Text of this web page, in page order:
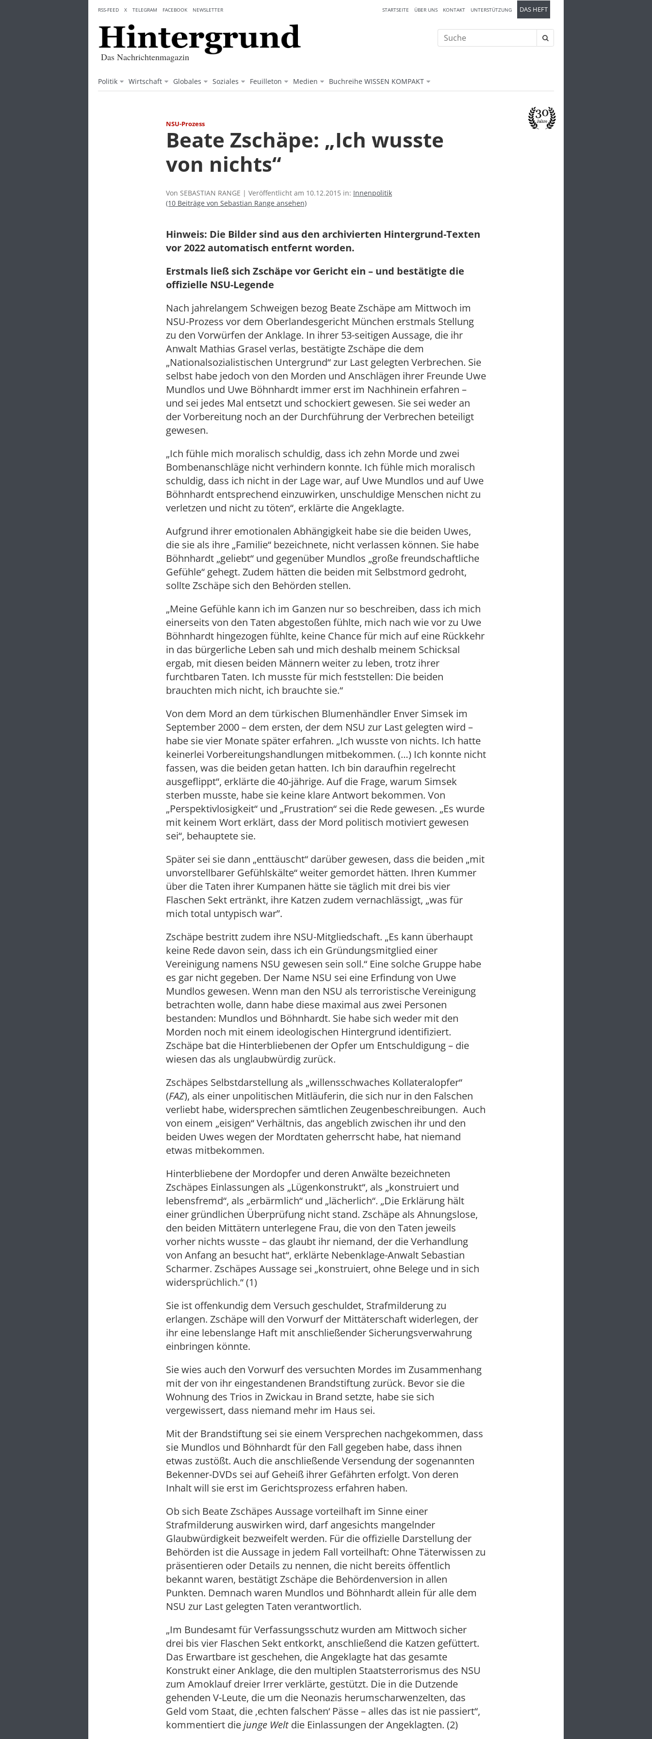
content
Das Nachrichtenmagazin
Politik Wirtschaft Globales Soziales Feuilleton Medien Buchreihe WISSEN KOMPAKT
STARTSEITE ÜBER UNS KONTAKT UNTERSTÜTZUNG DAS HEFT
RSS-FEED X TELEGRAM FACEBOOK NEWSLETTER
Suche
nach:
NSU-Prozess
Beate Zschäpe: „Ich wusste
von nichts“
Von SEBASTIAN RANGE | Veröffentlicht am 10.12.2015 in: Innenpolitik
(10 Beiträge von Sebastian Range ansehen)
Hinweis: Die Bilder sind aus den archivierten Hintergrund-Texten
vor 2022 automatisch entfernt worden.
Erstmals ließ sich Zschäpe vor Gericht ein – und bestätigte die
offizielle NSU-Legende
Nach jahrelangem Schweigen bezog Beate Zschäpe am Mittwoch im
NSU-Prozess vor dem Oberlandesgericht München erstmals Stellung
zu den Vorwürfen der Anklage. In ihrer 53-seitigen Aussage, die ihr
Anwalt Mathias Grasel verlas, bestätigte Zschäpe die dem
„Nationalsozialistischen Untergrund“ zur Last gelegten Verbrechen. Sie
selbst habe jedoch von den Morden und Anschlägen ihrer Freunde Uwe
Mundlos und Uwe Böhnhardt immer erst im Nachhinein erfahren –
und sei jedes Mal entsetzt und schockiert gewesen. Sie sei weder an
der Vorbereitung noch an der Durchführung der Verbrechen beteiligt
gewesen.
„Ich fühle mich moralisch schuldig, dass ich zehn Morde und zwei
Bombenanschläge nicht verhindern konnte. Ich fühle mich moralisch
schuldig, dass ich nicht in der Lage war, auf Uwe Mundlos und auf Uwe
Böhnhardt entsprechend einzuwirken, unschuldige Menschen nicht zu
verletzen und nicht zu töten“, erklärte die Angeklagte.
Aufgrund ihrer emotionalen Abhängigkeit habe sie die beiden Uwes,
die sie als ihre „Familie“ bezeichnete, nicht verlassen können. Sie habe
Böhnhardt „geliebt“ und gegenüber Mundlos „große freundschaftliche
Gefühle“ gehegt. Zudem hätten die beiden mit Selbstmord gedroht,
sollte Zschäpe sich den Behörden stellen.
„Meine Gefühle kann ich im Ganzen nur so beschreiben, dass ich mich
einerseits von den Taten abgestoßen fühlte, mich nach wie vor zu Uwe
Böhnhardt hingezogen fühlte, keine Chance für mich auf eine Rückkehr
in das bürgerliche Leben sah und mich deshalb meinem Schicksal
ergab, mit diesen beiden Männern weiter zu leben, trotz ihrer
furchtbaren Taten. Ich musste für mich feststellen: Die beiden
brauchten mich nicht, ich brauchte sie.“
Von dem Mord an dem türkischen Blumenhändler Enver Simsek im
September 2000 – dem ersten, der dem NSU zur Last gelegten wird –
habe sie vier Monate später erfahren. „Ich wusste von nichts. Ich hatte
keinerlei Vorbereitungshandlungen mitbekommen. (…) Ich konnte nicht
fassen, was die beiden getan hatten. Ich bin daraufhin regelrecht
ausgeflippt“, erklärte die 40-jährige. Auf die Frage, warum Simsek
sterben musste, habe sie keine klare Antwort bekommen. Von
„Perspektivlosigkeit“ und „Frustration“ sei die Rede gewesen. „Es wurde
mit keinem Wort erklärt, dass der Mord politisch motiviert gewesen
sei“, behauptete sie.
Später sei sie dann „enttäuscht“ darüber gewesen, dass die beiden „mit
unvorstellbarer Gefühlskälte“ weiter gemordet hätten. Ihren Kummer
über die Taten ihrer Kumpanen hätte sie täglich mit drei bis vier
Flaschen Sekt ertränkt, ihre Katzen zudem vernachlässigt, „was für
mich total untypisch war”.
Zschäpe bestritt zudem ihre NSU-Mitgliedschaft. „Es kann überhaupt
keine Rede davon sein, dass ich ein Gründungsmitglied einer
Vereinigung namens NSU gewesen sein soll.“ Eine solche Gruppe habe
es gar nicht gegeben. Der Name NSU sei eine Erfindung von Uwe
Mundlos gewesen. Wenn man den NSU als terroristische Vereinigung
betrachten wolle, dann habe diese maximal aus zwei Personen
bestanden: Mundlos und Böhnhardt. Sie habe sich weder mit den
Morden noch mit einem ideologischen Hintergrund identifiziert.
Zschäpe bat die Hinterbliebenen der Opfer um Entschuldigung – die
wiesen das als unglaubwürdig zurück.
Zschäpes Selbstdarstellung als „willensschwaches Kollateralopfer“
(FAZ), als einer unpolitischen Mitläuferin, die sich nur in den Falschen
verliebt habe, widersprechen sämtlichen Zeugenbeschreibungen. Auch
von einem „eisigen“ Verhältnis, das angeblich zwischen ihr und den
beiden Uwes wegen der Mordtaten geherrscht habe, hat niemand
etwas mitbekommen.
Hinterbliebene der Mordopfer und deren Anwälte bezeichneten
Zschäpes Einlassungen als „Lügenkonstrukt“, als „konstruiert und
lebensfremd“, als „erbärmlich“ und „lächerlich“. „Die Erklärung hält
einer gründlichen Überprüfung nicht stand. Zschäpe als Ahnungslose,
den beiden Mittätern unterlegene Frau, die von den Taten jeweils
vorher nichts wusste – das glaubt ihr niemand, der die Verhandlung
von Anfang an besucht hat“, erklärte Nebenklage-Anwalt Sebastian
Scharmer. Zschäpes Aussage sei „konstruiert, ohne Belege und in sich
widersprüchlich.“ (1)
Sie ist offenkundig dem Versuch geschuldet, Strafmilderung zu
erlangen. Zschäpe will den Vorwurf der Mittäterschaft widerlegen, der
ihr eine lebenslange Haft mit anschließender Sicherungsverwahrung
einbringen könnte.
Sie wies auch den Vorwurf des versuchten Mordes im Zusammenhang
mit der von ihr eingestandenen Brandstiftung zurück. Bevor sie die
Wohnung des Trios in Zwickau in Brand setzte, habe sie sich
vergewissert, dass niemand mehr im Haus sei.
Mit der Brandstiftung sei sie einem Versprechen nachgekommen, dass
sie Mundlos und Böhnhardt für den Fall gegeben habe, dass ihnen
etwas zustößt. Auch die anschließende Versendung der sogenannten
Bekenner-DVDs sei auf Geheiß ihrer Gefährten erfolgt. Von deren
Inhalt will sie erst im Gerichtsprozess erfahren haben.
Ob sich Beate Zschäpes Aussage vorteilhaft im Sinne einer
Strafmilderung auswirken wird, darf angesichts mangelnder
Glaubwürdigkeit bezweifelt werden. Für die offizielle Darstellung der
Behörden ist die Aussage in jedem Fall vorteilhaft: Ohne Täterwissen zu
präsentieren oder Details zu nennen, die nicht bereits öffentlich
bekannt waren, bestätigt Zschäpe die Behördenversion in allen
Punkten. Demnach waren Mundlos und Böhnhardt allein für alle dem
NSU zur Last gelegten Taten verantwortlich.
„Im Bundesamt für Verfassungsschutz wurden am Mittwoch sicher
drei bis vier Flaschen Sekt entkorkt, anschließend die Katzen gefüttert.
Das Erwartbare ist geschehen, die Angeklagte hat das gesamte
Konstrukt einer Anklage, die den multiplen Staatsterrorismus des NSU
zum Amoklauf dreier Irrer verklärte, gestützt. Die in die Dutzende
gehenden V-Leute, die um die Neonazis herumscharwenzelten, das
Geld vom Staat, die ‚echten falschen‘ Pässe – alles das ist nie passiert“,
kommentiert diejunge Welt die Einlassungen der Angeklagten. (2)